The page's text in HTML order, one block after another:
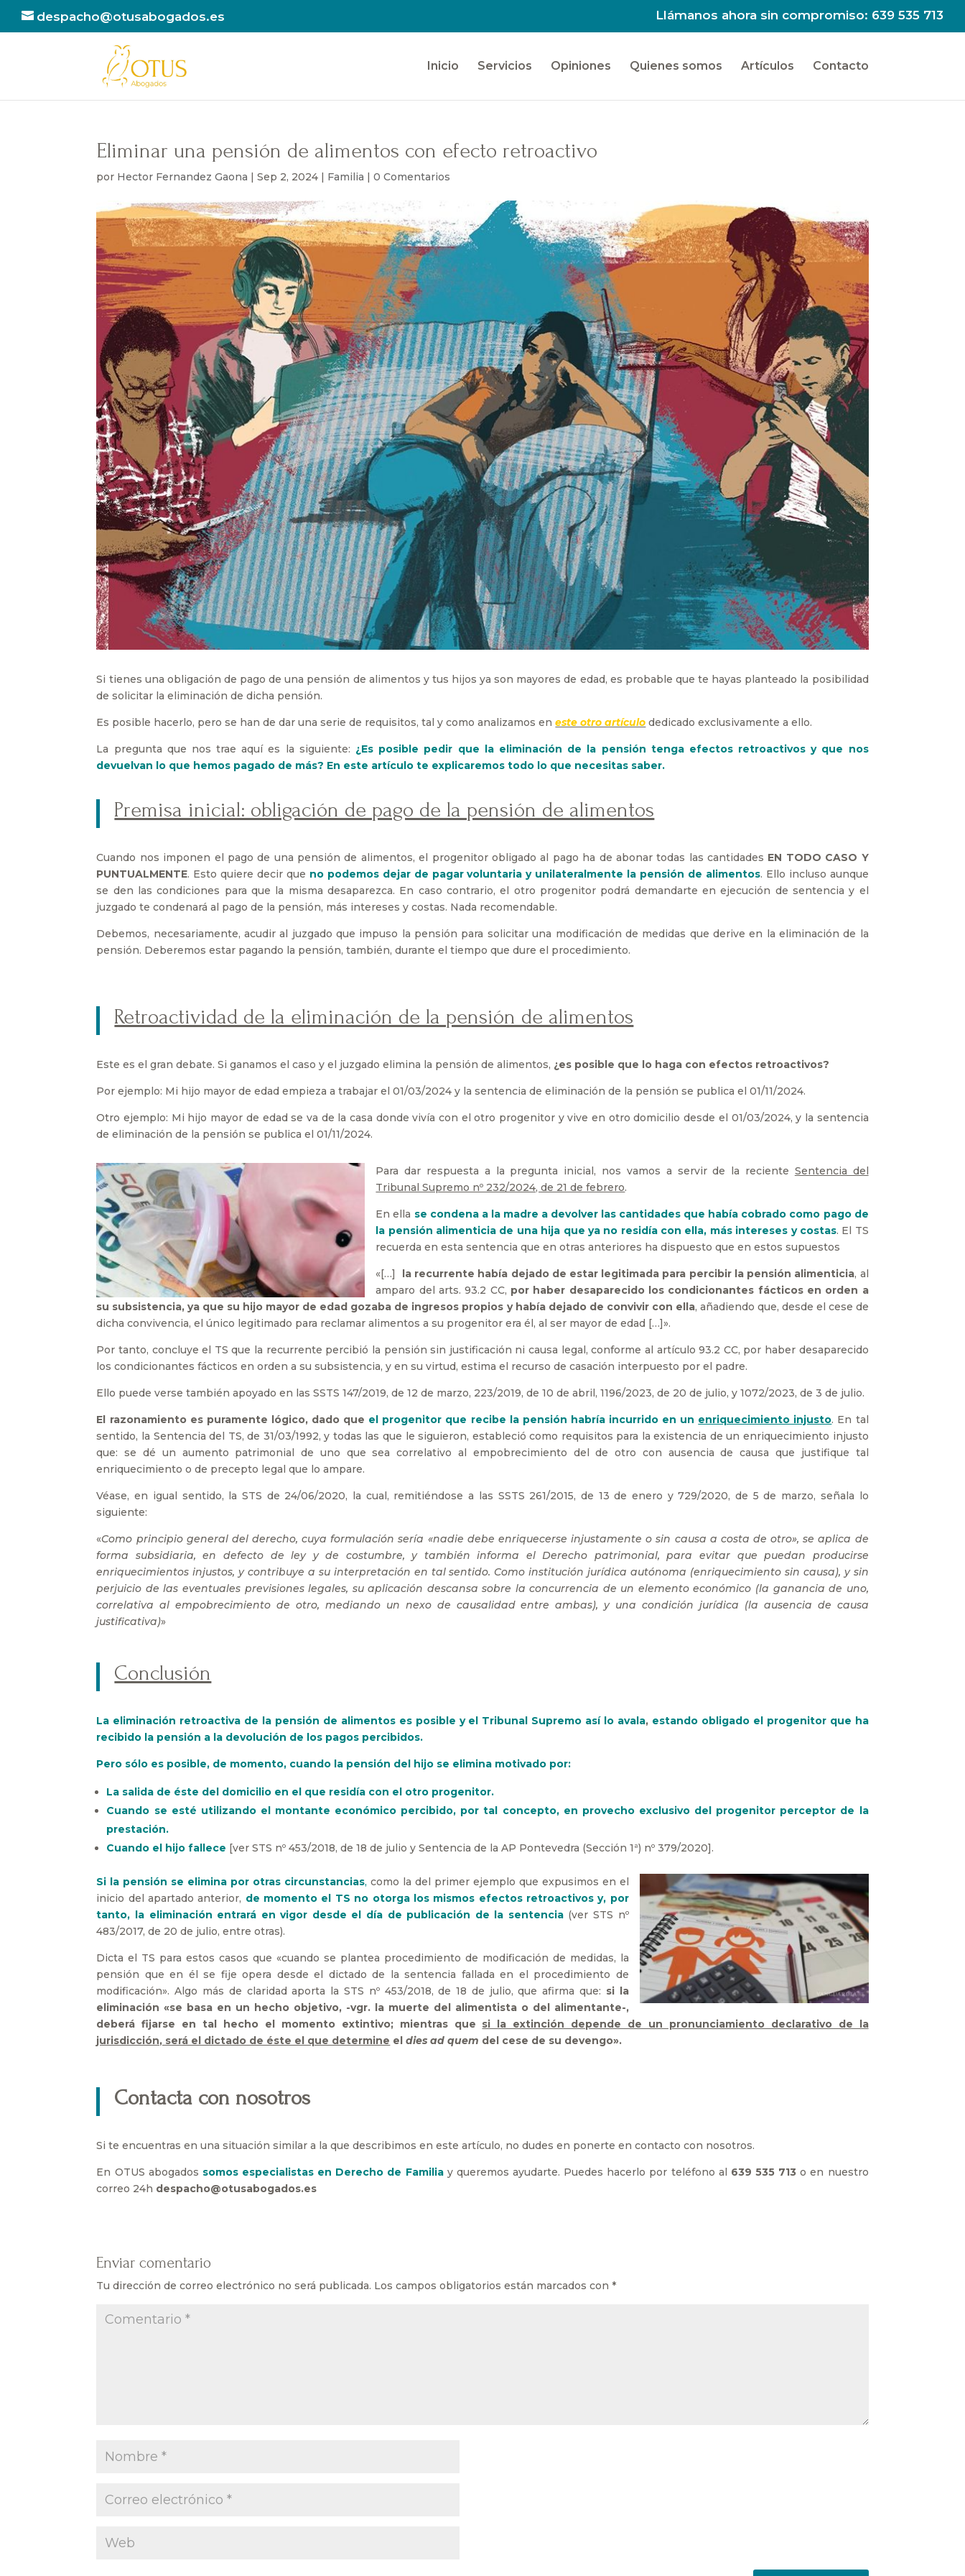
despacho@otusabogados.es Llámanos ahora sin compromiso: 639 535 713
Inicio Servicios Opiniones Quienes somos Artículos Contacto
Eliminar una pensión de alimentos con efecto retroactivo
por Hector Fernandez Gaona |Sep 2, 2024 | Familia |0 Comentarios
Si tienes una obligación de pago de una pensión de alimentos y tus hijos ya son mayores de edad, es probable que te hayas planteado la posibilidad
de solicitar la eliminación de dicha pensión.
Es posible hacerlo, pero se han de dar una serie de requisitos, tal y como analizamos eneste otro artículo dedicado exclusivamente a ello.
La pregunta que nos trae aquí es la siguiente: ¿Es posible pedir que la eliminación de la pensión tenga efectos retroactivos y que nos
devuelvan lo que hemos pagado de más? En este artículo te explicaremos todo lo que necesitas saber.
Premisa inicial: obligación de pago de la pensión de alimentos
Cuando nos imponen el pago de una pensión de alimentos, el progenitor obligado al pago ha de abonar todas las cantidades EN TODO CASO Y
PUNTUALMENTE. Esto quiere decir que no podemos dejar de pagar voluntaria y unilateralmente la pensión de alimentos. Ello incluso aunque
se den las condiciones para que la misma desaparezca. En caso contrario, el otro progenitor podrá demandarte en ejecución de sentencia y el
juzgado te condenará al pago de la pensión, más intereses y costas. Nada recomendable.
Debemos, necesariamente, acudir al juzgado que impuso la pensión para solicitar una modificación de medidas que derive en la eliminación de la
pensión. Deberemos estar pagando la pensión, también, durante el tiempo que dure el procedimiento.
Retroactividad de la eliminación de la pensión de alimentos
Este es el gran debate. Si ganamos el caso y el juzgado elimina la pensión de alimentos, ¿es posible que lo haga con efectos retroactivos?
Por ejemplo: Mi hijo mayor de edad empieza a trabajar el 01/03/2024 y la sentencia de eliminación de la pensión se publica el 01/11/2024.
Otro ejemplo: Mi hijo mayor de edad se va de la casa donde vivía con el otro progenitor y vive en otro domicilio desde el 01/03/2024, y la sentencia
de eliminación de la pensión se publica el 01/11/2024.
Para dar respuesta a la pregunta inicial, nos vamos a servir de la reciente Sentencia del
Tribunal Supremo nº 232/2024, de 21 de febrero.
En ella se condena a la madre a devolver las cantidades que había cobrado como pago de
la pensión alimenticia de una hija que ya no residía con ella, más intereses y costas. El TS
recuerda en esta sentencia que en otras anteriores ha dispuesto que en estos supuestos
«[…] la recurrente había dejado de estar legitimada para percibir la pensión alimenticia, al
amparo del arts. 93.2 CC, por haber desaparecido los condicionantes fácticos en orden a
su subsistencia, ya que su hijo mayor de edad gozaba de ingresos propios y había dejado de convivir con ella, añadiendo que, desde el cese de
dicha convivencia, el único legitimado para reclamar alimentos a su progenitor era él, al ser mayor de edad […]».
Por tanto, concluye el TS que la recurrente percibió la pensión sin justificación ni causa legal, conforme al artículo 93.2 CC, por haber desaparecido
los condicionantes fácticos en orden a su subsistencia, y en su virtud, estima el recurso de casación interpuesto por el padre.
Ello puede verse también apoyado en las SSTS 147/2019, de 12 de marzo, 223/2019, de 10 de abril, 1196/2023, de 20 de julio, y 1072/2023, de 3 de julio.
El razonamiento es puramente lógico, dado que el progenitor que recibe la pensión habría incurrido en un enriquecimiento injusto. En tal
sentido, la Sentencia del TS, de 31/03/1992, y todas las que le siguieron, estableció como requisitos para la existencia de un enriquecimiento injusto
que: se dé un aumento patrimonial de uno que sea correlativo al empobrecimiento del de otro con ausencia de causa que justifique tal
enriquecimiento o de precepto legal que lo ampare.
Véase, en igual sentido, la STS de 24/06/2020, la cual, remitiéndose a las SSTS 261/2015, de 13 de enero y 729/2020, de 5 de marzo, señala lo
siguiente:
«Como principio general del derecho, cuya formulación sería «nadie debe enriquecerse injustamente o sin causa a costa de otro», se aplica de
forma subsidiaria, en defecto de ley y de costumbre, y también informa el Derecho patrimonial, para evitar que puedan producirse
enriquecimientos injustos, y contribuye a su interpretación en tal sentido. Como institución jurídica autónoma (enriquecimiento sin causa), y sin
perjuicio de las eventuales previsiones legales, su aplicación descansa sobre la concurrencia de un elemento económico (la ganancia de uno,
correlativa al empobrecimiento de otro, mediando un nexo de causalidad entre ambas), y una condición jurídica (la ausencia de causa
justificativa)»
Conclusión
La eliminación retroactiva de la pensión de alimentos es posible y el Tribunal Supremo así lo avala, estando obligado el progenitor que ha
recibido la pensión a la devolución de los pagos percibidos.
Pero sólo es posible, de momento, cuando la pensión del hijo se elimina motivado por:
La salida de éste del domicilio en el que residía con el otro progenitor.
Cuando se esté utilizando el montante económico percibido, por tal concepto, en provecho exclusivo del progenitor perceptor de la
prestación.
Cuando el hijo fallece [ver STS nº 453/2018, de 18 de julio y Sentencia de la AP Pontevedra (Sección 1ª) nº 379/2020].
Si la pensión se elimina por otras circunstancias, como la del primer ejemplo que expusimos en el
inicio del apartado anterior, de momento el TS no otorga los mismos efectos retroactivos y, por
tanto, la eliminación entrará en vigor desde el día de publicación de la sentencia(ver STS nº
483/2017, de 20 de julio, entre otras).
Dicta el TS para estos casos que «cuando se plantea procedimiento de modificación de medidas, la
pensión que en él se fije opera desde el dictado de la sentencia fallada en el procedimiento de
modificación». Algo más de claridad aporta la STS nº 453/2018, de 18 de julio, que afirma que: si la
eliminación «se basa en un hecho objetivo, -vgr. la muerte del alimentista o del alimentante-,
deberá fijarse en tal hecho el momento extintivo; mientras que si la extinción depende de un pronunciamiento declarativo de la
jurisdicción, será el dictado de éste el que determine eldies ad quem del cese de su devengo».
Contacta con nosotros
Si te encuentras en una situación similar a la que describimos en este artículo, no dudes en ponerte en contacto con nosotros.
En OTUS abogados somos especialistas en Derecho de Familia y queremos ayudarte. Puedes hacerlo por teléfono al 639 535 713 o en nuestro
correo 24h despacho@otusabogados.es
Enviar comentario
Tu dirección de correo electrónico no será publicada. Los campos obligatorios están marcados con*